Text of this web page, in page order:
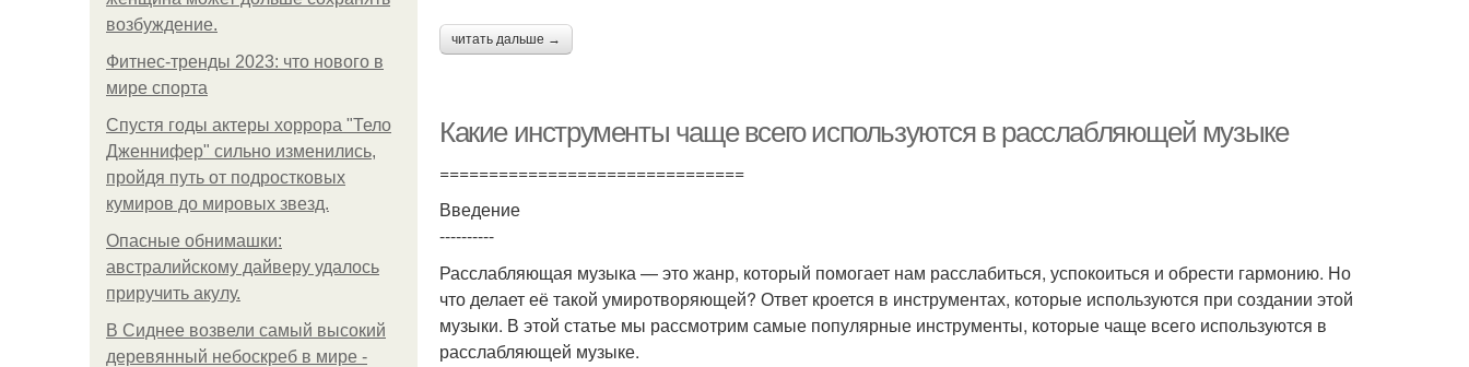
возбуждение.
Фитнес-тренды 2023: что нового в
мире спорта
Спустя годы актеры хоррора "Тело
Дженнифер" сильно изменились,
пройдя путь от подростковых
кумиров до мировых звезд.
Опасные обнимашки:
австралийскому дайверу удалось
приручить акулу.
В Сиднее возвели самый высокий
деревянный небоскреб в мире -
читать дальше →
Какие инструменты чаще всего используются в расслабляющей музыке
===============================
Введение
----------
Расслабляющая музыка — это жанр, который помогает нам расслабиться, успокоиться и обрести гармонию. Но
что делает её такой умиротворяющей? Ответ кроется в инструментах, которые используются при создании этой
музыки. В этой статье мы рассмотрим самые популярные инструменты, которые чаще всего используются в
расслабляющей музыке.